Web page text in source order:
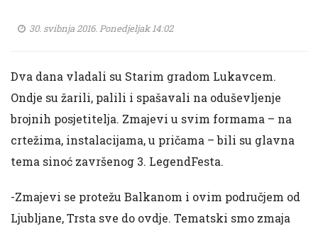
30. svibnja 2016. Ponedjeljak 14:02
Dva dana vladali su Starim gradom Lukavcem.
Ondje su žarili, palili i spašavali na oduševljenje
brojnih posjetitelja. Zmajevi u svim formama – na
crtežima, instalacijama, u pričama – bili su glavna
tema sinoć završenog 3. LegendFesta.
-Zmajevi se protežu Balkanom i ovim područjem od
Ljubljane, Trsta sve do ovdje. Tematski smo zmaja